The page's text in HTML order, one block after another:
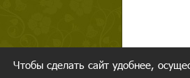
Чтобы сделать сайт удобнее,